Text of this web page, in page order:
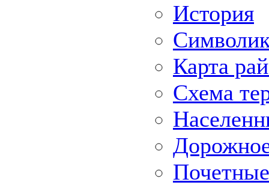
История
Карта
Схема